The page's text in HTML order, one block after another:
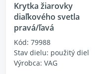
Krytka žiarovky
diaľkového svetla
pravá/ľavá
Kód: 79988
Stav dielu: použitý diel
Výrobca: VAG